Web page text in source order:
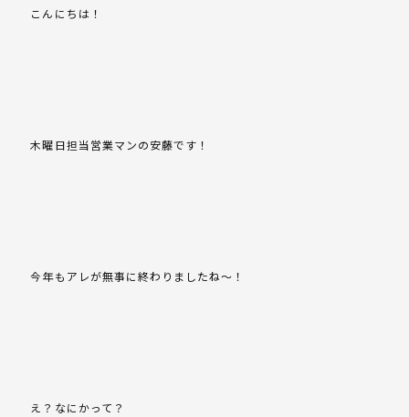
こんにちは！
木曜日担当営業マンの安藤です！
今年もアレが無事に終わりましたね～！
え？なにかって？